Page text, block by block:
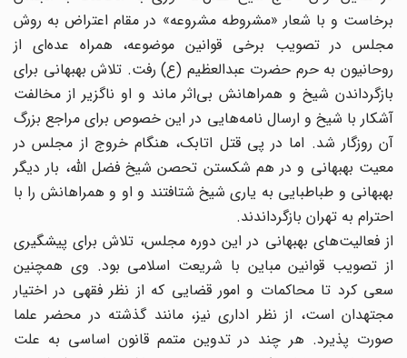
برخاست و با شعار «مشروطه مشروعه» در مقام اعتراض به روش
مجلس در تصویب برخی قوانین موضوعه، همراه عده‌ای از
روحانیون به حرم حضرت عبدالعظیم (ع) رفت. تلاش بهبهانی برای
بازگرداندن شیخ و همراهانش بی‌اثر ماند و او ناگزیر از مخالفت
آشکار با شیخ و ارسال نامه‌هایی در این خصوص برای مراجع بزرگ
آن روزگار شد. اما در پی قتل اتابک، هنگام خروج از مجلس در
معیت بهبهانی و در هم شکستن تحصن شیخ فضل الله، بار دیگر
بهبهانی و طباطبایی به یاری شیخ شتافتند و او و همراهانش را با
احترام به تهران بازگرداندند.
از فعالیت‌های بهبهانی در این دوره مجلس، تلاش برای پیشگیری
از تصویب قوانین مباین با شریعت اسلامی بود. وی همچنین
سعی کرد تا محاکمات و امور قضایی که از نظر فقهی در اختیار
مجتهدان است، از نظر اداری نیز، مانند گذشته در محضر علما
صورت پذیرد. هر چند در تدوین متمم قانون اساسی به علت